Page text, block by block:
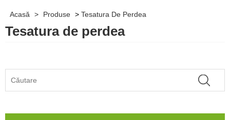
Acasă > Produse > Tesatura De Perdea
Tesatura de perdea